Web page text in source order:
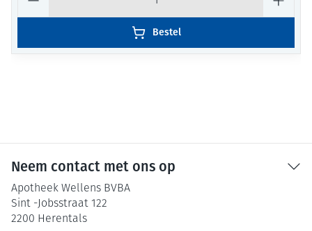
Bestel
Neem contact met ons op
Apotheek Wellens BVBA
Sint -Jobsstraat 122
2200 Herentals